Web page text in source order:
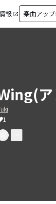
報 open_in_new 楽曲アッ
1